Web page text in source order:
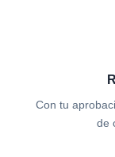
Con tu
de